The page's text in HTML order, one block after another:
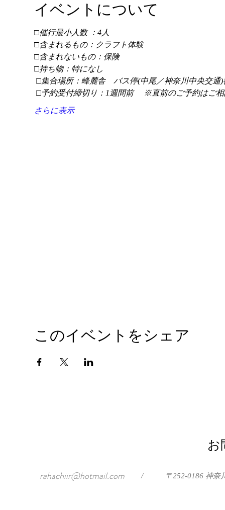
イベントについて
□催行最小人数 ：4人
□含まれるもの：クラフト体験
□含まれないもの：保険
□持ち物：特になし
□集合場所：峰麓舎　バス停(中尾／神奈川中央交通)
□予約受付締切り：1週間前 　※直前のご予約はご
さらに表示
このイベントをシェア
お
rahachiir@hotmail.com / 〒252-0186 神奈